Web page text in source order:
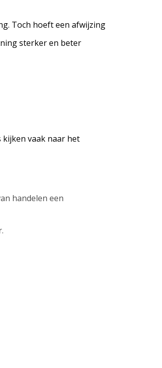
Toch hoeft een afwijzing
sterker en beter
kijken vaak naar het
handelen een